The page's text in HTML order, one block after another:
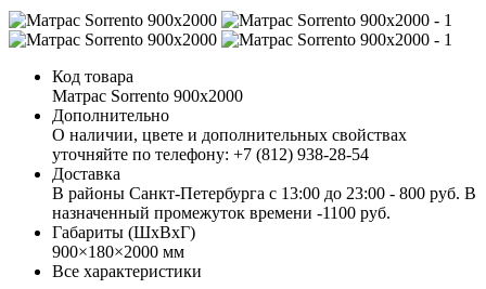
Код товара
Матрас Sorrento 900х2000
Дополнительно
О наличии, цвете и дополнительных свойствах
уточняйте по телефону: +7 (812) 938-28-54
Доставка
В районы Санкт-Петербурга с 13:00 до 23:00 - 800 руб. В
назначенный промежуток времени -1100 руб.
Габариты (ШхВхГ)
900×180×2000 мм
Все характеристики